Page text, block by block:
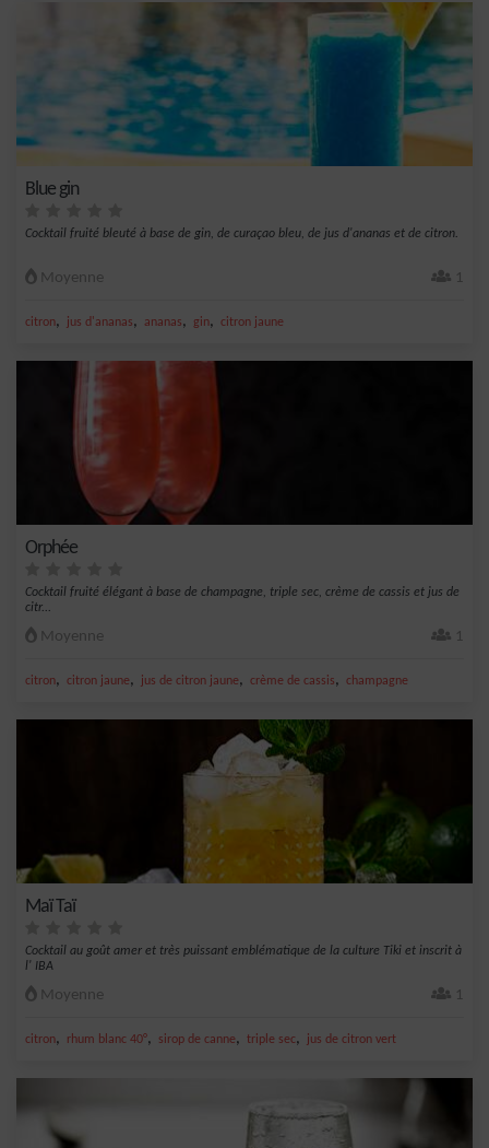
Blue gin
Cocktail fruité bleuté à base de gin, de curaçao bleu, de jus d'ananas et de citron.
Moyenne 1
citron, jus d'ananas, ananas, gin, citron jaune
Orphée
Cocktail fruité élégant à base de champagne, triple sec, crème de cassis et jus de
citr...
Moyenne 1
citron, citron jaune, jus de citron jaune, crème de cassis, champagne
Maï Taï
Cocktail au goût amer et très puissant emblématique de la culture Tiki et inscrit à
l' IBA
Moyenne 1
citron, rhum blanc 40°, sirop de canne, triple sec, jus de citron vert